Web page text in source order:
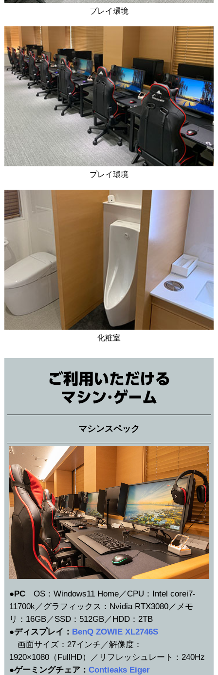
プレイ環境
プレイ環境
化粧室
マシンスペック
●PCOS：Windows11 Home／CPU：Intel corei7-
11700k／グラフィックス：Nvidia RTX3080／メモ
リ：16GB／SSD：512GB／HDD：2TB
●ディスプレイ： BenQ ZOWIE XL2746S
画面サイズ：27インチ／解像度：
1920×1080（FullHD）／リフレッシュレート：240Hz
●ゲーミングチェア： Contieaks Eiger